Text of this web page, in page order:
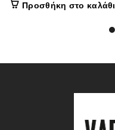
Προσθήκη στο καλάθι